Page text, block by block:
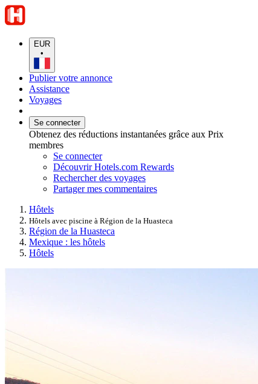
EUR
•
Publier votre annonce
Assistance
Voyages
Se connecter
Obtenez des réductions instantanées grâce aux Prix
membres
Se connecter
Découvrir Hotels.com Rewards
Rechercher des voyages
Partager mes commentaires
Hôtels
Hôtels avec piscine à Région de la Huasteca
Région de la Huasteca
Mexique : les hôtels
Hôtels